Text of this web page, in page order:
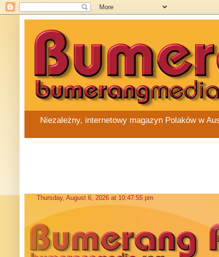
Niezależny, internetowy magazyn Polaków w